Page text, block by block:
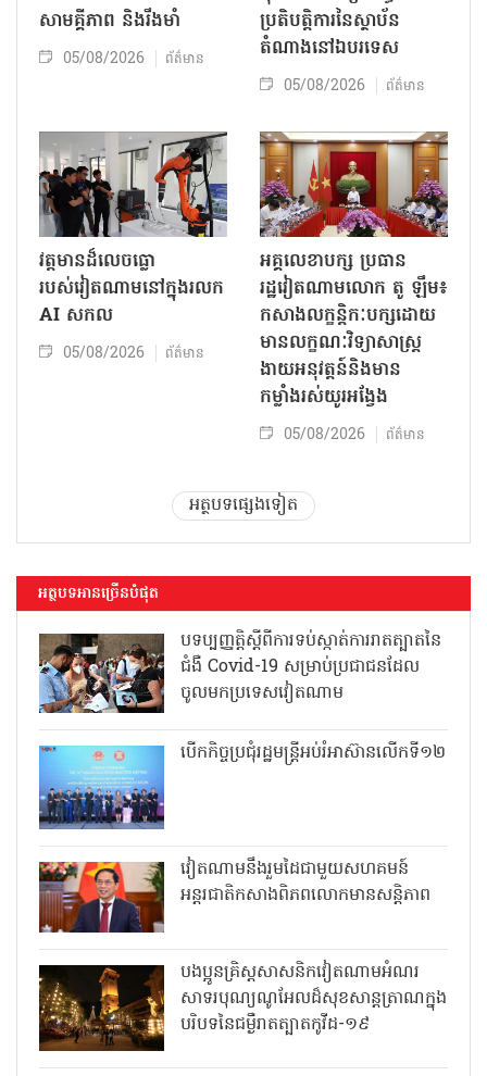
សាមគ្គីភាព និងរឹងមាំ
05/08/2026 ព័ត៌មាន
ប្រតិបត្តិការ​នៃស្ថាប័ន​​
តំណាងនៅឯ​បរទេស​
05/08/2026 ព័ត៌មាន
វត្តមានដ៏លេចធ្លោ
របស់វៀតណាមនៅក្នុងរលក
AI សកល
05/08/2026 ព័ត៌មាន
អគ្គលេខាបក្ស ប្រធាន
រដ្ឋវៀតណាមលោក តូ ឡឹម៖
កសាងលក្ខន្តិកៈបក្សដោយ
មានលក្ខណៈវិទ្យាសាស្ត្រ
ងាយអនុវត្តន៍និងមាន
កម្លាំងរស់យូរអង្វែង
05/08/2026 ព័ត៌មាន
អត្ថបទផ្សេងទៀត
អត្ថបទអានច្រើនបំផុត
បទប្បញ្ញត្តិស្តីពីការទប់ស្កាត់ការរាតត្បាតនៃ
ជំងឺ Covid-19 សម្រាប់ប្រជាជនដែល
ចូលមកប្រទេសវៀតណាម
បើកកិច្ចប្រជុំរដ្ឋមន្ត្រីអប់រំអាស៊ានលើកទី១២
វៀតណាមនឹងរួមដៃជាមួយសហគមន៍
អន្តរជាតិកសាងពិភពលោកមានសន្តិភាព
បងប្អូនគ្រិស្តសាសនិកវៀតណាមអំណរ
សាទរបុណ្យណូអែលដ៏សុខសាន្តត្រាណក្នុង
បរិបទនៃជម្ងឺរាតត្បាតកូវីដ-១៩